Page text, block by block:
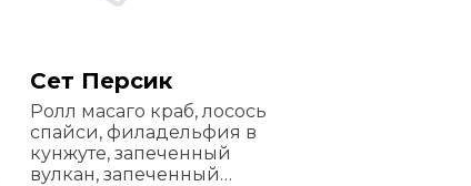
Сет Персик
Ролл масаго краб, лосось
спайси, филадельфия в
кунжуте, запеченный
вулкан, запеченный